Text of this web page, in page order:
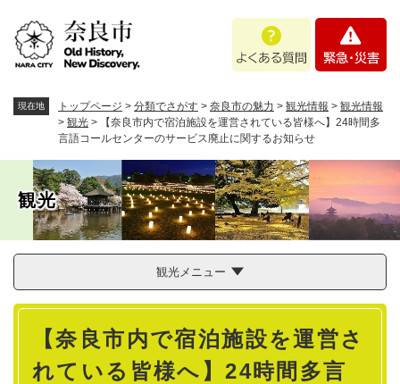
。
あ
問
・
現在地 トップページ > 分類でさがす > 奈良市の魅力 > 観光情報 > 観光情報
> 観光 >
【奈良市内で宿泊施設を運営されている皆様へ】24時間多
言語コールセンターのサービス廃止に関するお知らせ
観光
観光メニュー
本
【奈良市内で宿泊施設を運営さ
れている皆様へ】24時間多言